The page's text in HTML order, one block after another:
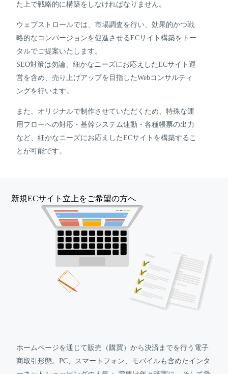
た上で戦略的に構築をしなければなりません。
ウェブストロールでは、市場調査を行い、効果的かつ戦
略的なコンバージョンを促進させるECサイト構築をトー
タルでご提案いたします。
SEO対策は勿論、細かなニーズにお応えしたECサイト運
営を含め、売り上げアップを目指したWebコンサルティ
ングを行います。
また、オリジナルで制作させていただくため、特殊な運
用フローへの対応・基幹システム連動・各種帳票の出力
など、細かなニーズにお応えしたECサイトを構築するこ
とが可能です。
新規ECサイト立上をご希望の方へ
ホームページを通じて販売（購買）から決済までを行う電子
商取引形態。PC、スマートフォン、モバイルも含めたインタ